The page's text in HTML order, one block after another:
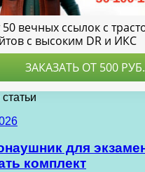
для
комплект